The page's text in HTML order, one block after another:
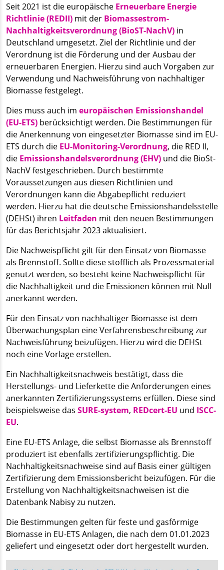
Seit 2021 ist die europäische Erneuerbare Energie
Richtlinie (REDII) mit der Biomassestrom-
Nachhaltigkeitsverordnung (BioST-NachV) in
Deutschland umgesetzt. Ziel der Richtlinie und der
Verordnung ist die Förderung und der Ausbau der
erneuerbaren Energien. Hierzu sind auch Vorgaben zur
Verwendung und Nachweisführung von nachhaltiger
Biomasse festgelegt.
Dies muss auch im europäischen Emissionshandel
(EU-ETS) berücksichtigt werden. Die Bestimmungen für
die Anerkennung von eingesetzter Biomasse sind im EU-
ETS durch die EU-Monitoring-Verordnung, die RED II,
die Emissionshandelsverordnung (EHV) und die BioSt-
NachV festgeschrieben. Durch bestimmte
Voraussetzungen aus diesen Richtlinien und
Verordnungen kann die Abgabepflicht reduziert
werden. Hierzu hat die deutsche Emissionshandelsstelle
(DEHSt) ihren Leitfaden mit den neuen Bestimmungen
für das Berichtsjahr 2023 aktualisiert.
Die Nachweispflicht gilt für den Einsatz von Biomasse
als Brennstoff. Sollte diese stofflich als Prozessmaterial
genutzt werden, so besteht keine Nachweispflicht für
die Nachhaltigkeit und die Emissionen können mit Null
anerkannt werden.
Für den Einsatz von nachhaltiger Biomasse ist dem
Überwachungsplan eine Verfahrensbeschreibung zur
Nachweisführung beizufügen. Hierzu wird die DEHSt
noch eine Vorlage erstellen.
Ein Nachhaltigkeitsnachweis bestätigt, dass die
Herstellungs- und Lieferkette die Anforderungen eines
anerkannten Zertifizierungssystems erfüllen. Diese sind
beispielsweise das SURE-system, REDcert-EU und ISCC-
EU.
Eine EU-ETS Anlage, die selbst Biomasse als Brennstoff
produziert ist ebenfalls zertifizierungspflichtig. Die
Nachhaltigkeitsnachweise sind auf Basis einer gültigen
Zertifizierung dem Emissionsbericht beizufügen. Für die
Erstellung von Nachhaltigkeitsnachweisen ist die
Datenbank Nabisy zu nutzen.
Die Bestimmungen gelten für feste und gasförmige
Biomasse in EU-ETS Anlagen, die nach dem 01.01.2023
geliefert und eingesetzt oder dort hergestellt wurden.